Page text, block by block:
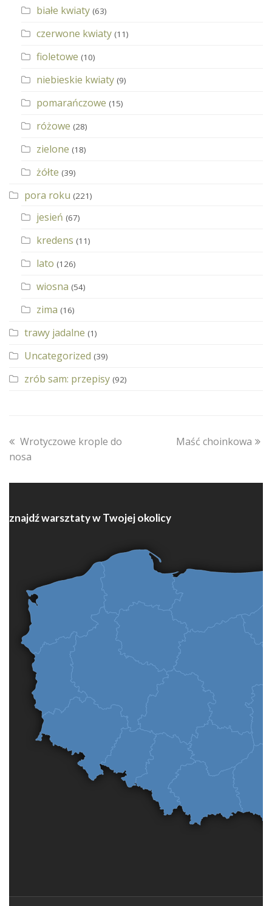
białe kwiaty (63)
czerwone kwiaty (11)
fioletowe (10)
niebieskie kwiaty (9)
pomarańczowe (15)
różowe (28)
zielone (18)
żółte (39)
pora roku (221)
jesień (67)
kredens (11)
lato (126)
wiosna (54)
zima (16)
trawy jadalne (1)
Uncategorized (39)
zrób sam: przepisy (92)
previous
post:
Wrotyczowe krople do
nosa
next
Maść choinkowa
znajdź warsztaty w Twojej okolicy